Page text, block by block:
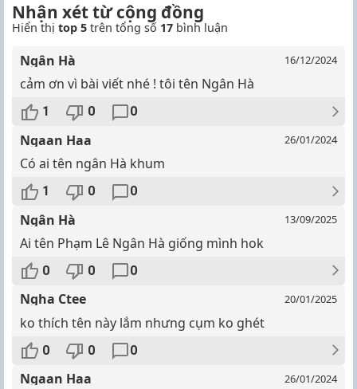
Nhận xét từ cộng đồng
Hiển thị top 5 trên tổng số 17 bình luận
Ngân Hà 16/12/2024
cảm ơn vì bài viết nhé ! tôi tên Ngân Hà
1 0 0
Ngaan Haa 26/01/2024
Có ai tên ngân Hà khum
1 0 0
Ngân Hà 13/09/2025
Ai tên Phạm Lê Ngân Hà giống mình hok
0 0 0
Ngha Ctee 20/01/2025
ko thích tên này lắm nhưng cụm ko ghét
0 0 0
Ngaan Haa 26/01/2024